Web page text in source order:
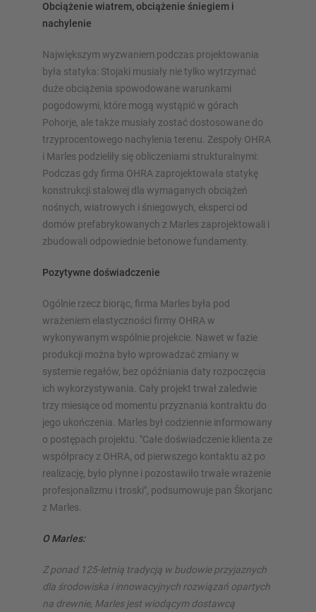
Obciążenie wiatrem, obciążenie śniegiem i
nachylenie
Największym wyzwaniem podczas projektowania
była statyka: Stojaki musiały nie tylko wytrzymać
duże obciążenia spowodowane warunkami
pogodowymi, które mogą wystąpić w górach
Pohorje, ale także musiały zostać dostosowane do
trzyprocentowego nachylenia terenu. Zespoły OHRA
i Marles podzieliły się obliczeniami strukturalnymi:
Podczas gdy firma OHRA zaprojektowała statykę
konstrukcji stalowej dla wymaganych obciążeń
nośnych, wiatrowych i śniegowych, eksperci od
domów prefabrykowanych z Marles zaprojektowali i
zbudowali odpowiednie betonowe fundamenty.
Pozytywne doświadczenie
Ogólnie rzecz biorąc, firma Marles była pod
wrażeniem elastyczności firmy OHRA w
wykonywanym wspólnie projekcie. Nawet w fazie
produkcji można było wprowadzać zmiany w
systemie regałów, bez opóźniania daty rozpoczęcia
ich wykorzystywania. Cały projekt trwał zaledwie
trzy miesiące od momentu przyznania kontraktu do
jego ukończenia. Marles był codziennie informowany
o postępach projektu. "Całe doświadczenie klienta ze
współpracy z OHRA, od pierwszego kontaktu aż po
realizację, było płynne i pozostawiło trwałe wrażenie
profesjonalizmu i troski", podsumowuje pan Škorjanc
z Marles.
O Marles:
Z ponad 125-letnią tradycją w budowie przyjaznych
dla środowiska i innowacyjnych rozwiązań opartych
na drewnie, Marles jest wiodącym dostawcą